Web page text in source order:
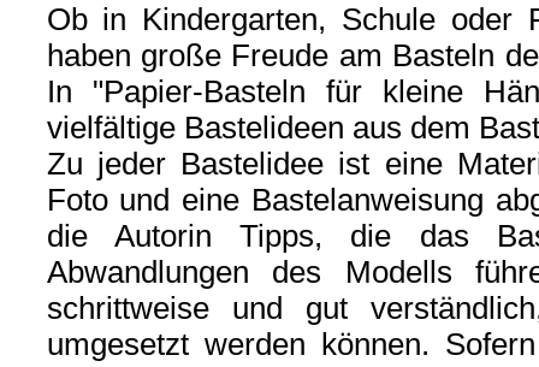
Ob in Kindergarten, Schule oder
haben große Freude am Basteln
In "Papier-Basteln für kleine
vielfältige Bastelideen aus dem
Zu jeder Bastelidee ist eine
Foto und eine Bastelanweisung
die Autorin Tipps, die das
Abwandlungen des Modells
schrittweise und gut
umgesetzt werden können.